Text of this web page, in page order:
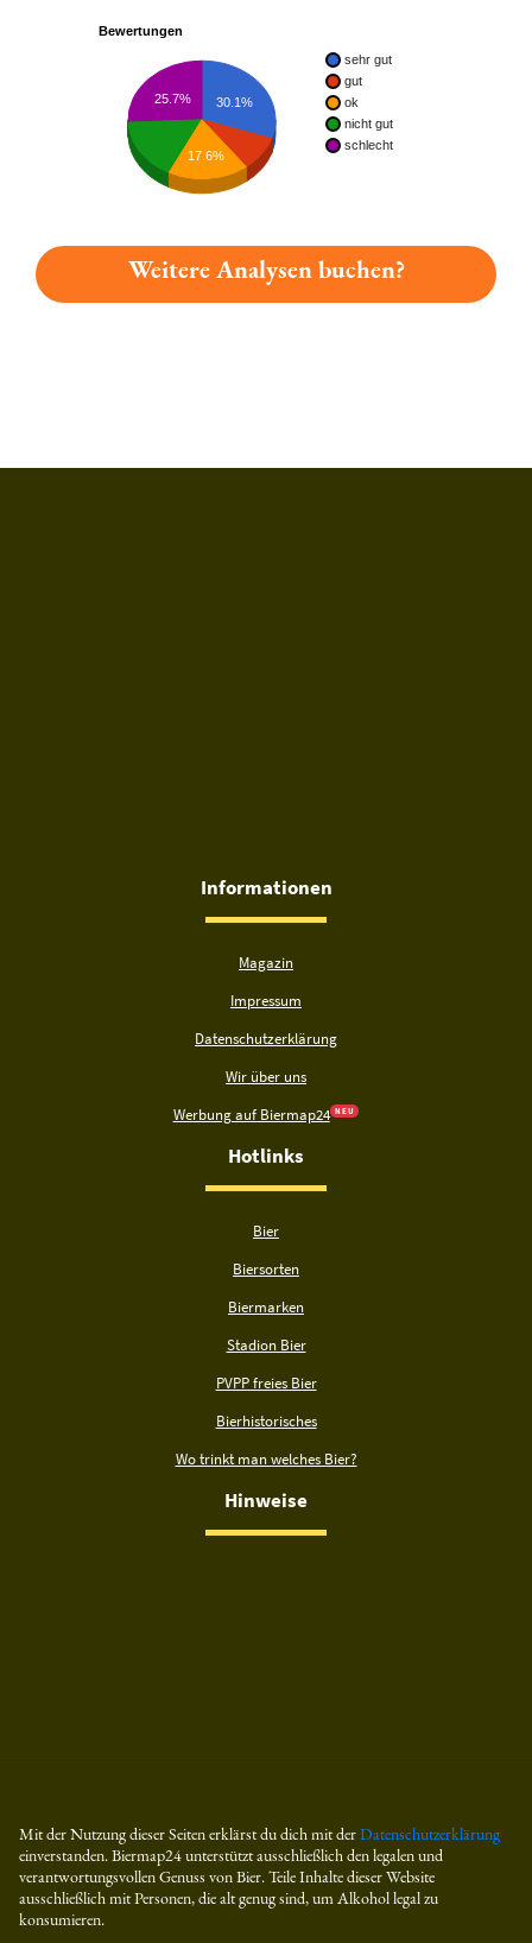
Bewertungen
sehr gut
gut
ok
nicht gut
schlecht
30.1%
25.7%
17.6%
Weitere Analysen buchen?
Informationen
Magazin
Impressum
Datenschutzerklärung
Wir über uns
Werbung auf Biermap24 N E U
Hotlinks
Bier
Biersorten
Biermarken
Stadion Bier
PVPP freies Bier
Bierhistorisches
Wo trinkt man welches Bier?
Hinweise
Mit der Nutzung dieser Seiten erklärst du dich mit derDatenschutzerklärung
einverstanden. Biermap24 unterstützt ausschließlich den legalen und
verantwortungsvollen Genuss von Bier. Teile Inhalte dieser Website
ausschließlich mit Personen, die alt genug sind, um Alkohol legal zu
konsumieren.